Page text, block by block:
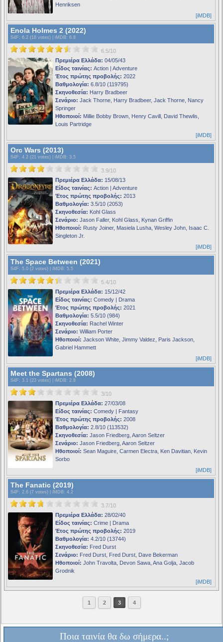
Henriksen
[iMDB]
Enola Holmes 2 (2022)
S4F : 6.2 (18 votes) | iMDB: 6.8
6.5/10
Πρεμιέρα Ελλάδα: 04/05/43
Είδος ταινίας: Action | Adventure
Έτος πρώτης προβολής: 2022
Βαθμολογία: 6.8/10 (119795)
Σκηνοθεσία: Harry Bradbeer
Σενάριο: Jack Thorne, Harry Bradbeer, Jack Thorne, Nancy
Springer
Ηθοποιοί: Millie Bobby Brown, Henry Cavill, David Thewlis,
Louis Partridge
[iMDB]
Orc Wars (2013)
S4F : 4.2 (21 votes) | iMDB: 3.5
3.9/10
Πρεμιέρα Ελλάδα: 15/08/13
Είδος ταινίας: Action | Adventure
Έτος πρώτης προβολής: 2013
Βαθμολογία: 3.5/10 (2053)
Σκηνοθεσία: Kohl Glass
Σενάριο: Jason Faller, Kohl Glass, Kynan Griffin
Ηθοποιοί: Rusty Joiner, Masiela Lusha, Wesley John, Isaac C.
Singleton Jr.
[iMDB]
The Space Between (2021)
S4F : 5.0 (2 votes) | iMDB: 5.5
5.4/10
Πρεμιέρα Ελλάδα: 15/12/42
Είδος ταινίας: Comedy | Drama
Έτος πρώτης προβολής: 2021
Βαθμολογία: 5.5/10 (984)
Σκηνοθεσία: Rachel Winter
Σενάριο: William Porter
Ηθοποιοί: Jackson White, Jimmy Valdez, Paris Jackson,
Gabriel Hammett
[iMDB]
Meet the Spartans (2008)
S4F : 3.1 (23 votes) | iMDB: 2.8
3/10
Πρεμιέρα Ελλάδα: 27/03/08
Είδος ταινίας: Comedy | Fantasy
Έτος πρώτης προβολής: 2008
Βαθμολογία: 2.8/10 (113532)
Σκηνοθεσία: Jason Friedberg, Aaron Seltzer
Σενάριο: Jason Friedberg, Aaron Seltzer
Ηθοποιοί: Sean Maguire, Carmen Electra, Ken Davitian, Kevin
Sorbo
[iMDB]
The Fanatic (2019)
S4F : 2.6 (7 votes) | iMDB: 4.2
3.7/10
Πρεμιέρα Ελλάδα: 28/02/40
Είδος ταινίας: Crime | Drama
Έτος πρώτης προβολής: 2019
Βαθμολογία: 4.2/10 (13744)
Σκηνοθεσία: Fred Durst
Σενάριο: Fred Durst, Fred Durst, Dave Bekerman
Ηθοποιοί: John Travolta, Devon Sawa, Ana Golja, Jacob
Grodnik
[iMDB]
1 2 3 4
Ποια ταινία θα δω σήμερα..;